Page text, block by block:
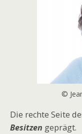
©
Die rechte Seite
Besitzen geprägt.